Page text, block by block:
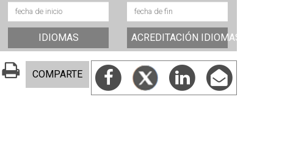
IDIOMAS ACREDITACIÓN IDIOMAS
COMPARTE